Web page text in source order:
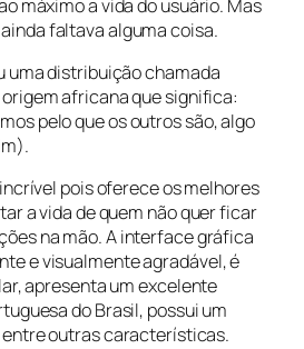
máximo a vida do usuário. Mas
faltava alguma coisa.
uma distribuição chamada
africana que significa:
pelo que os outros são, algo
pois oferece os melhores
a vida de quem não quer ficar
na mão. A interface gráfica
e visualmente agradável, é
apresenta um excelente
do Brasil, possui um
outras características.